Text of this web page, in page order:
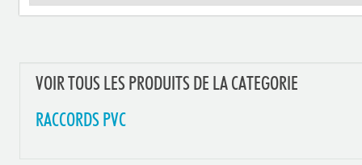
VOIR TOUS LES PRODUITS DE LA CATEGORIE
RACCORDS PVC